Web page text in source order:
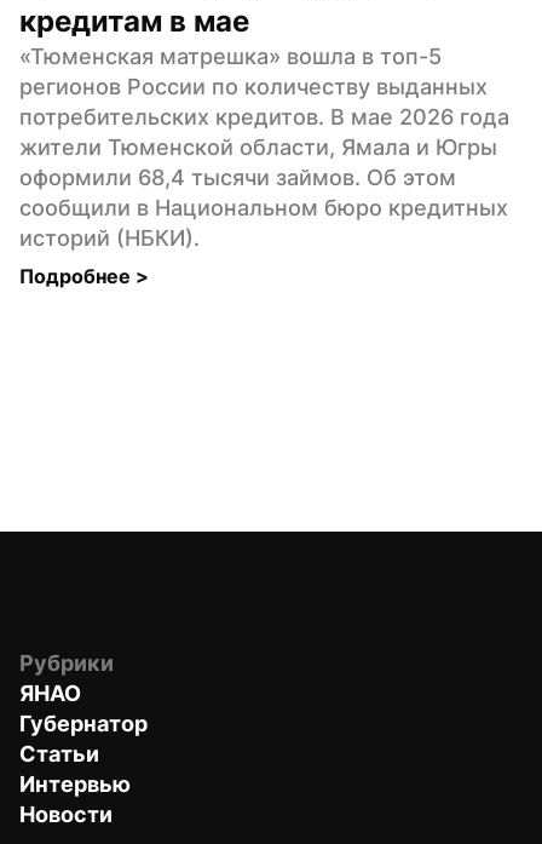
кредитам в мае
«Тюменская матрешка» вошла в топ-5
регионов России по количеству выданных
потребительских кредитов. В мае 2026 года
жители Тюменской области, Ямала и Югры
оформили 68,4 тысячи займов. Об этом
сообщили в Национальном бюро кредитных
историй (НБКИ).
Подробнее >
Рубрики
ЯНАО
Губернатор
Статьи
Интервью
Новости